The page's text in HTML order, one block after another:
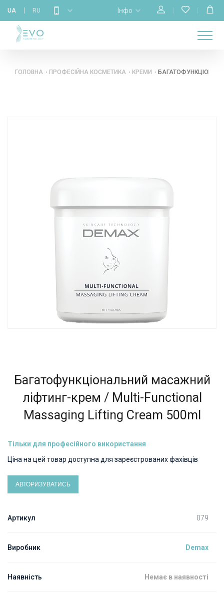
UA RU Інфо
ГОЛОВНА
НАС
МАГАЗИН
НАВЧАННЯ
ГОЛОВНА ПРОФЕСІЙНА КОСМЕТИКА КРЕМИ
Багатофункціональний масажний
ліфтинг-крем / Multi-Functional
Massaging Lifting Cream 500ml
Тільки для професійного використання
Ціна на цей товар доступна для зареєстрованих фахівців
АВТОРИЗУВАТИСЬ
Артикул 079
Виробник Demax
Наявність Немає в наявності